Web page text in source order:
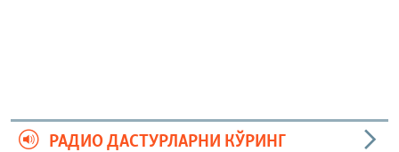
РАДИО ДАСТУРЛАРНИ КЎРИНГ